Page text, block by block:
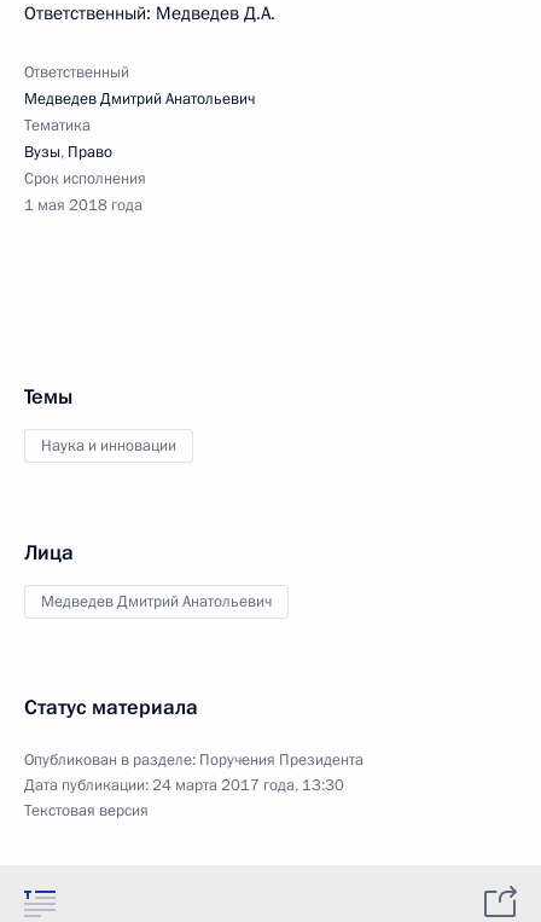
Ответственный: Медведев Д.А.
Ответственный
Медведев Дмитрий Анатольевич
Тематика
Вузы, Право
Срок исполнения
1 мая 2018 года
Темы
Наука и инновации
Лица
Медведев Дмитрий Анатольевич
Статус материала
Опубликован в разделе: Поручения Президента
Дата публикации:24 марта 2017 года, 13:30
Текстовая версия